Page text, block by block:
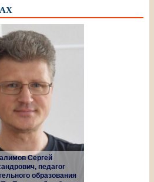
Сергей
педагог
образования